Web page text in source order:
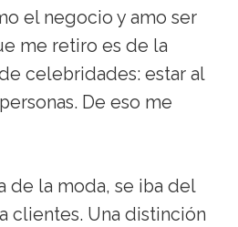
el negocio y amo ser
me retiro es de la
celebridades: estar al
De eso me
de la moda, se iba del
clientes. Una distinción